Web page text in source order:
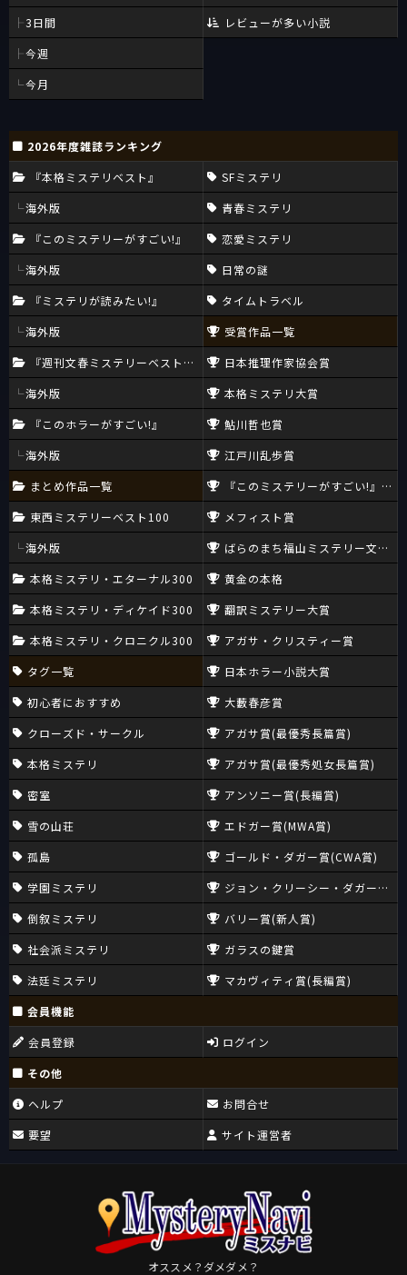
3日間
今週
今月
レビューが多い小説
2026年度雑誌ランキング
『本格ミステリベスト』
海外版
『このミステリーがすごい!』
海外版
『ミステリが読みたい!』
海外版
『週刊文春ミステリーベスト10』
海外版
『このホラーがすごい!』
海外版
まとめ作品一覧
東西ミステリーベスト100
海外版
本格ミステリ・エターナル300
本格ミステリ・ディケイド300
本格ミステリ・クロニクル300
タグ一覧
初心者におすすめ
クローズド・サークル
本格ミステリ
密室
雪の山荘
孤島
学園ミステリ
倒叙ミステリ
社会派ミステリ
法廷ミステリ
SFミステリ
青春ミステリ
恋愛ミステリ
日常の謎
タイムトラベル
受賞作品一覧
日本推理作家協会賞
本格ミステリ大賞
鮎川哲也賞
江戸川乱歩賞
『このミステリーがすごい!』大賞
メフィスト賞
ばらのまち福山ミステリー文学新
黄金の本格
翻訳ミステリー大賞
アガサ・クリスティー賞
日本ホラー小説大賞
大藪春彦賞
アガサ賞(最優秀長篇賞)
アガサ賞(最優秀処女長篇賞)
アンソニー賞(長編賞)
エドガー賞(MWA賞)
ゴールド・ダガー賞(CWA賞)
ジョン・クリーシー・ダガー賞
バリー賞(新人賞)
ガラスの鍵賞
マカヴィティ賞(長編賞)
会員機能
会員登録
ログイン
その他
ヘルプ
要望
お問合せ
サイト運営者
オススメ？ダメダメ？